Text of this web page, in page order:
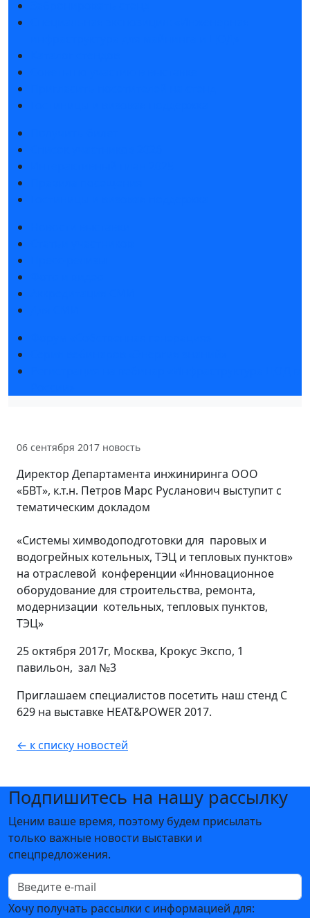
06 сентября 2017 новость
Директор Департамента инжиниринга ООО
«БВТ», к.т.н. Петров Марс Русланович выступит с
тематическим докладом
«Системы химводоподготовки для паровых и
водогрейных котельных, ТЭЦ и тепловых пунктов»
на отраслевой конференции «Инновационное
оборудование для строительства, ремонта,
модернизации котельных, тепловых пунктов,
ТЭЦ»
25 октября 2017г, Москва, Крокус Экспо, 1
павильон, зал №3
Приглашаем специалистов посетить наш стенд С
629 на выставке HEAT&POWER 2017.
← к списку новостей
Подпишитесь на нашу рассылку
Ценим ваше время, поэтому будем присылать
только важные новости выставки и
спецпредложения.
Хочу получать рассылки с информацией для: